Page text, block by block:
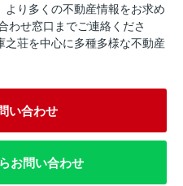
り多くの不動産情報をお求め
わせ窓口までご連絡くださ
之荘を中心に多種多様な不動産
い合わせ
お問い合わせ